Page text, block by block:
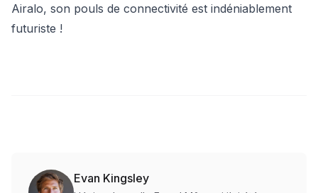
Airalo, son pouls de connectivité est indéniablement
futuriste !
Evan Kingsley